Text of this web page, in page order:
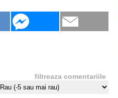
filtreaza comentariile